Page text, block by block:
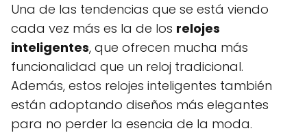
Una de las tendencias que se está viendo
cada vez más es la de los relojes
inteligentes, que ofrecen mucha más
funcionalidad que un reloj tradicional.
Además, estos relojes inteligentes también
están adoptando diseños más elegantes
para no perder la esencia de la moda.